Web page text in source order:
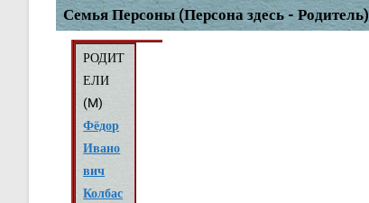
Семья Персоны (Персона здесь - Родитель)
РОДИТ
ЕЛИ
(M)
Фёдор
Ивано
вич
Колбас